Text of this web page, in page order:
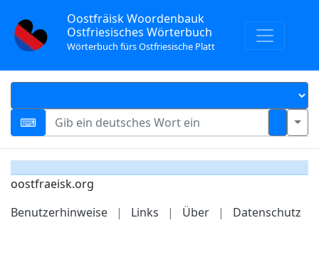
Oostfräisk Woordenbauk
Ostfriesisches Wörterbuch
Wörterbuch fürs Ostfriesische Platt
oostfraeisk.org
Benutzerhinweise
| Links | Über | Datenschutz